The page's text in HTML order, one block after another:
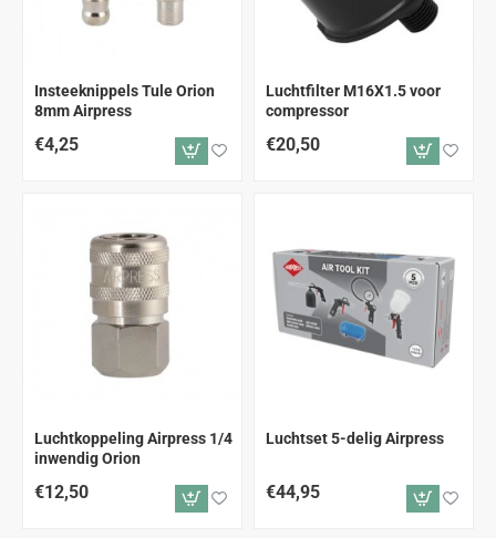
Insteeknippels Tule Orion
8mm Airpress
€4,25
Luchtfilter M16X1.5 voor
compressor
€20,50
Luchtkoppeling Airpress 1/4
inwendig Orion
€12,50
Luchtset 5-delig Airpress
€44,95